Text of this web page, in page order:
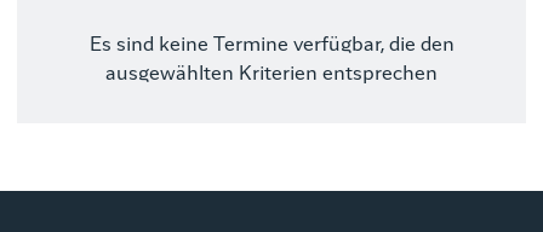
Es sind keine Termine verfügbar, die den
ausgewählten Kriterien entsprechen